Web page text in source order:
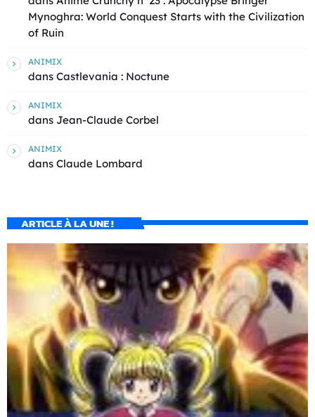
Mynoghra: World Conquest Starts with the Civilization
of Ruin
ANIMIX
dans Castlevania : Noctune
ANIMIX
dans Jean-Claude Corbel
ANIMIX
dans Claude Lombard
ARTICLE À LA UNE !